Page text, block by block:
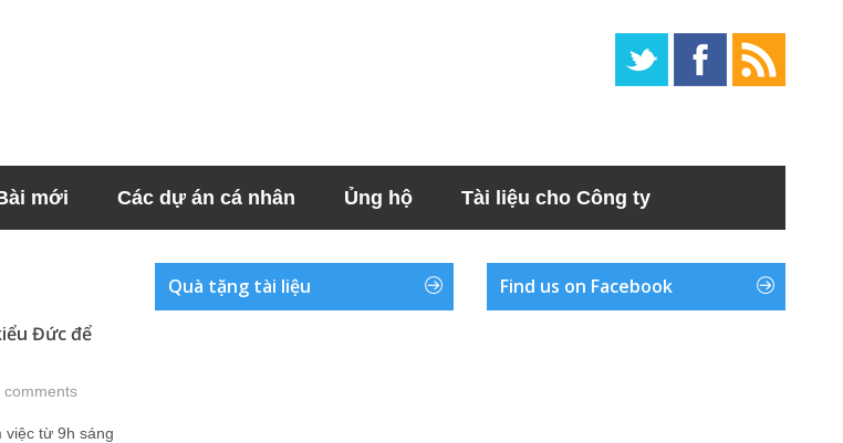
mới Các dự án cá nhân Ủng hộ Tài liệu cho Công ty
Đức để
comments
việc từ 9h sáng
Quà tặng tài liệu Find us on Facebook